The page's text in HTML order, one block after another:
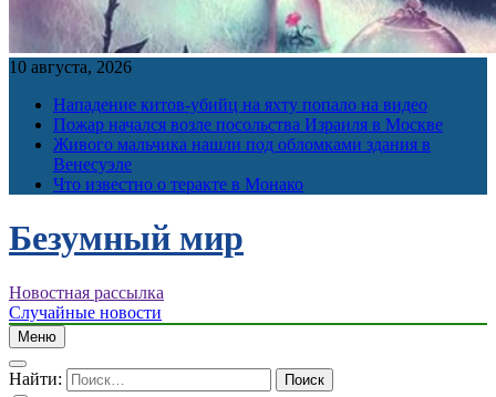
10 августа, 2026
Нападение китов-убийц на яхту попало на видео
Пожар начался возле посольства Израиля в Москве
Живого мальчика нашли под обломками здания в
Венесуэле
Что известно о теракте в Монако
Безумный мир
Новостная рассылка
Случайные новости
Меню
Найти: